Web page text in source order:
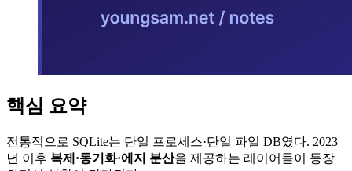
핵심 요약
전통적으로 SQLite는 단일 프로세스·단일 파일 DB였다. 2023
년 이후 복제·동기화·에지 분산을 제공하는 레이어들이 등장